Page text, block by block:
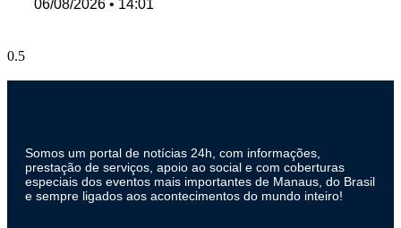
06/08/2026
14:01
Somos um portal de notícias 24h, com informações,
prestação de serviços, apoio ao social e com coberturas
especiais dos eventos mais importantes de Manaus, do Brasil
e sempre ligados aos acontecimentos do mundo inteiro!